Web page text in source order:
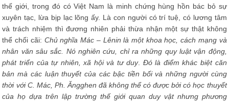
thế giới, trong đó có Việt Nam là minh chứng hùng hồn bác bỏ sự
xuyên tạc, lừa bịp lạc lõng ấy. Là con người có trí tuệ, có lương tâm
và trách nhiệm thì đương nhiên phải thừa nhận một sự thật không
thể chối cãi: Chủ nghĩa Mác – Lênin là một khoa học, cách mạng và
nhân văn sâu sắc. Nó nghiên cứu, chỉ ra những quy luật vận động,
phát triển của tự nhiên, xã hội và tư duy. Đó là điểm khác biệt căn
bản mà các luận thuyết của các bậc tiền bối và những người cùng
thời với C. Mác, Ph. Ăngghen đã không thể có được bởi có học thuyết
của họ dựa trên lập trường thế giới quan duy vật nhưng phương